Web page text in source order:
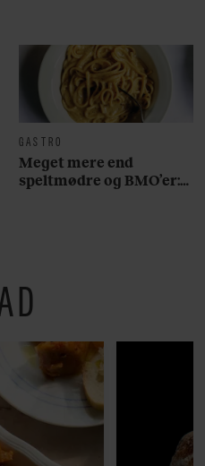
GASTRO
Meget mere end
speltmødre og BMO’er: